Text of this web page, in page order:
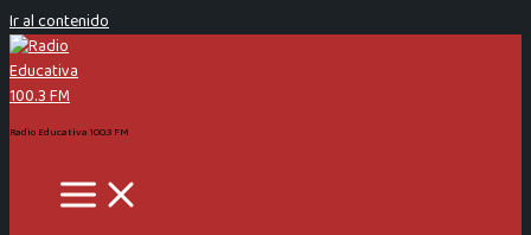
Ir al contenido
Radio Educativa 100.3 FM